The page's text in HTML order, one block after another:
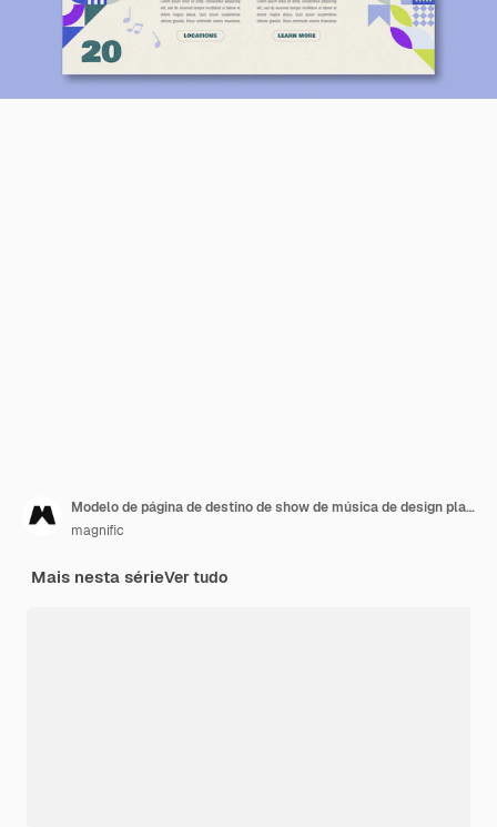
Modelo de página de destino de show de música de design plano
magnific
Mais nesta sérieVer tudo